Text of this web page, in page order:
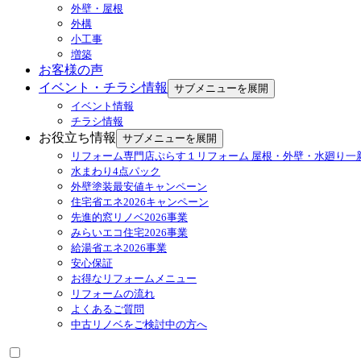
外壁・屋根
外構
小工事
増築
お客様の声
イベント・チラシ情報
サブメニューを展開
イベント情報
チラシ情報
お役立ち情報
サブメニューを展開
リフォーム専門店ぷらす１リフォーム 屋根・外壁・水廻り一
水まわり4点パック
外壁塗装最安値キャンペーン
住宅省エネ2026キャンペーン
先進的窓リノベ2026事業
みらいエコ住宅2026事業
給湯省エネ2026事業
安心保証
お得なリフォームメニュー
リフォームの流れ
よくあるご質問
中古リノベをご検討中の方へ